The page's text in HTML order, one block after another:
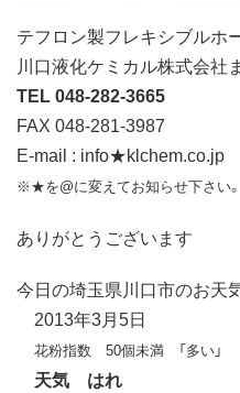
テフロン製フレキシブルホ
川口液化ケミカル株式会社
TEL 048-282-3665
FAX 048-281-3987
E-mail : info★klchem.co.jp
※★を@に変えてお知らせ下さい。
ありがとうございます
今日の埼玉県川口市のお天
2013年3月5日
花粉指数 50個未満 「多い」
天気 はれ